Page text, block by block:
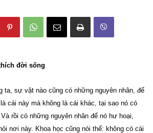
đời sống
ta, sự vật nào cũng có những nguyên nhân, để
cái này mà không là cái khác, tại sao nó có
rồi có những nguyên nhân để nó hư hoại,
nơi này. Khoa học cũng nói thế: không có cái